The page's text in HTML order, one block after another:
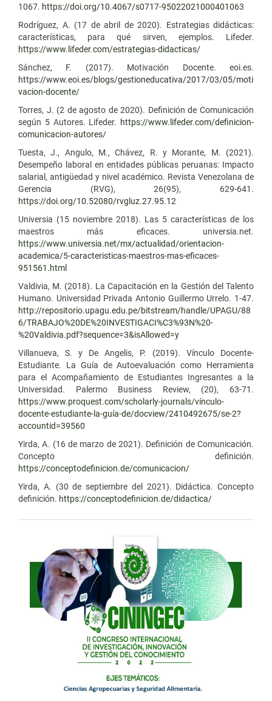
1067. https://doi.org/10.4067/s0717-95022021000401063
Rodríguez, A. (17 de abril de 2020). Estrategias didácticas:
características, para qué sirven, ejemplos. Lifeder.
https://www.lifeder.com/estrategias-didacticas/
Sánchez, F. (2017). Motivación Docente. eoi.es.
https://www.eoi.es/blogs/gestioneducativa/2017/03/05/moti
vacion-docente/
Torres, J. (2 de agosto de 2020). Definición de Comunicación
según 5 Autores. Lifeder. https://www.lifeder.com/definicion-
comunicacion-autores/
Tuesta, J., Angulo, M., Chávez, R. y Morante, M. (2021).
Desempeño laboral en entidades públicas peruanas: Impacto
salarial, antigüedad y nivel académico. Revista Venezolana de
Gerencia (RVG), 26(95), 629-641.
https://doi.org/10.52080/rvgluz.27.95.12
Universia (15 noviembre 2018). Las 5 características de los
maestros más eficaces. universia.net.
https://www.universia.net/mx/actualidad/orientacion-
academica/5-caracteristicas-maestros-mas-eficaces-
951561.html
Valdivia, M. (2018). La Capacitación en la Gestión del Talento
Humano. Universidad Privada Antonio Guillermo Urrelo. 1-47.
http://repositorio.upagu.edu.pe/bitstream/handle/UPAGU/88
6/TRABAJO%20DE%20INVESTIGACI%C3%93N%20-
%20Valdivia.pdf?sequence=3&isAllowed=y
Villanueva, S. y De Angelis, P. (2019). Vínculo Docente-
Estudiante. La Guía de Autoevaluación como Herramienta
para el Acompañamiento de Estudiantes Ingresantes a la
Universidad. Palermo Business Review, (20), 63-71.
https://www.proquest.com/scholarly-journals/vínculo-
docente-estudiante-la-guía-de/docview/2410492675/se-2?
accountid=39560
Yirda, A. (16 de marzo de 2021). Definición de Comunicación.
Concepto definición.
https://conceptodefinicion.de/comunicacion/
Yirda, A. (30 de septiembre del 2021). Didáctica. Concepto
definición. https://conceptodefinicion.de/didactica/